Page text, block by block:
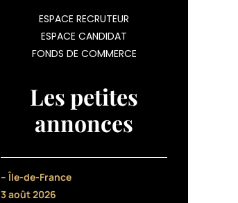
ESPACE RECRUTEUR
ESPACE CANDIDAT
FONDS DE COMMERCE
Les petites
annonces
– Île-de-France
3 août 2026